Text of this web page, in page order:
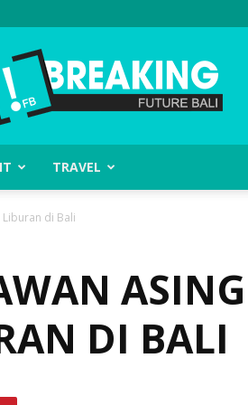
Bali
TRAVEL
Liburan di Bali
DI BALI